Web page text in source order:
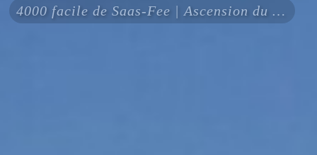
4000 facile de Saas-Fee | Ascension du Strahlhorn